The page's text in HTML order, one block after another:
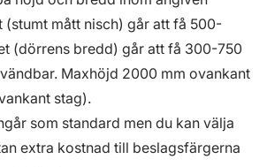
(stumt mått nisch) går att få 500-
(dörrens bredd) går att få 300-750
Maxhöjd 2000 mm ovankant
stag).
som standard men du kan välja
extra kostnad till beslagsfärgerna